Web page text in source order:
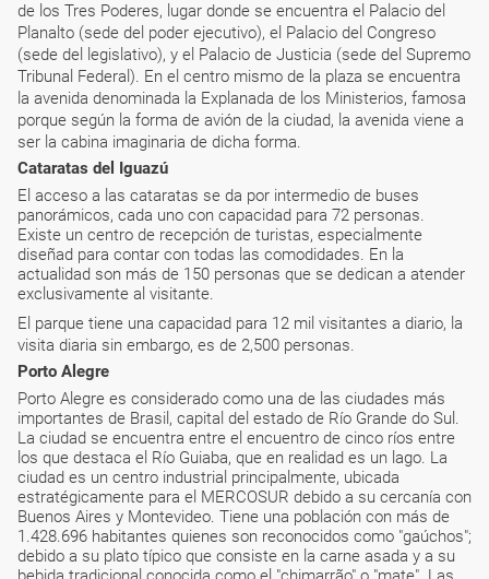
de los Tres Poderes, lugar donde se encuentra el Palacio del
Planalto (sede del poder ejecutivo), el Palacio del Congreso
(sede del legislativo), y el Palacio de Justicia (sede del Supremo
Tribunal Federal). En el centro mismo de la plaza se encuentra
la avenida denominada la Explanada de los Ministerios, famosa
porque según la forma de avión de la ciudad, la avenida viene a
ser la cabina imaginaria de dicha forma.
Cataratas del Iguazú
El acceso a las cataratas se da por intermedio de buses
panorámicos, cada uno con capacidad para 72 personas.
Existe un centro de recepción de turistas, especialmente
diseñad para contar con todas las comodidades. En la
actualidad son más de 150 personas que se dedican a atender
exclusivamente al visitante.
El parque tiene una capacidad para 12 mil visitantes a diario, la
visita diaria sin embargo, es de 2,500 personas.
Porto Alegre
Porto Alegre es considerado como una de las ciudades más
importantes de Brasil, capital del estado de Río Grande do Sul.
La ciudad se encuentra entre el encuentro de cinco ríos entre
los que destaca el Río Guiaba, que en realidad es un lago. La
ciudad es un centro industrial principalmente, ubicada
estratégicamente para el MERCOSUR debido a su cercanía con
Buenos Aires y Montevideo. Tiene una población con más de
1.428.696 habitantes quienes son reconocidos como "gaúchos";
debido a su plato típico que consiste en la carne asada y a su